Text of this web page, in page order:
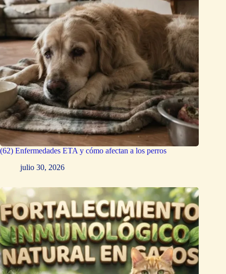
(62) Enfermedades ETA y cómo afectan a los perros
julio 30, 2026